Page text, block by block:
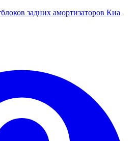
задних амортизаторов Киа